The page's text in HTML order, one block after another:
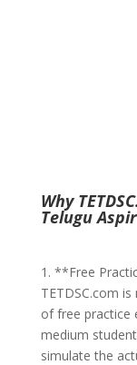
Why
Telugu
1. **Free
TETDSC.com
of free practice
medium
simulate the